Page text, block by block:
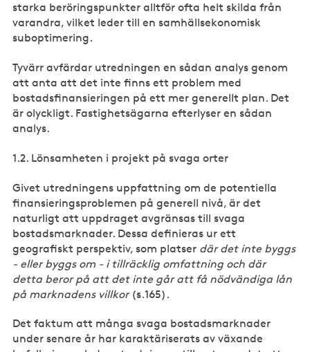
starka beröringspunkter alltför ofta helt skilda från
varandra, vilket leder till en samhällsekonomisk
suboptimering.
Tyvärr avfärdar utredningen en sådan analys genom
att anta att det inte finns ett problem med
bostadsfinansieringen på ett mer generellt plan. Det
är olyckligt. Fastighetsägarna efterlyser en sådan
analys.
1.2. Lönsamheten i projekt på svaga orter
Givet utredningens uppfattning om de potentiella
finansieringsproblemen på generell nivå, är det
naturligt att uppdraget avgränsas till svaga
bostadsmarknader. Dessa definieras ur ett
geografiskt perspektiv, som platser där det inte byggs
- eller byggs om - i tillräcklig omfattning och där
detta beror på att det inte går att få nödvändiga lån
på marknadens villkor(s.165).
Det faktum att många svaga bostadsmarknader
under senare år har karaktäriserats av växande